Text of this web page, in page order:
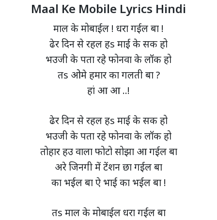
Maal Ke Mobile Lyrics Hindi
माल के मोबाईल ! धरा गईल बा !
ढेर दिन से रहल हs माई के सक हो
भउजी के पता रहे फोनवा के लॉक हो
तs ओमे हमार का गलती बा ?
हां आ आ ..!
ढेर दिन से रहल हs माई के सक हो
भउजी के पता रहे फोनवा के लॉक हो
तोहार हउ वाला फोटो सोझा आ गईल बा
अरे जिनगी में टेंशन छा गईल बा
का भईल बा ऐ भाई का भईल बा !
तs माल के मोबाईल धरा गईल बा